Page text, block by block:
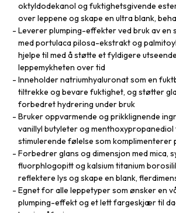
oktyldodekanol og fuktighetsgivende
over leppene og skape en ultra blank,
Leverer plumping-effekter ved bruk av en
med portulaca pilosa-ekstrakt og
hjelpe til med å støtte et fyldigere
leppemykheten over tid
Inneholder natriumhyaluronat som en
tiltrekke og bevare fuktighet, og støtter
forbedret hydrering under bruk
Bruker oppvarmende og prikklignende
vanillyl butyleter og menthoxypropanediol
stimulerende følelse som komplimenterer
Forbedrer glans og dimensjon med mica,
fluorphlogopitt og kalsium titanium
reflektere lys og skape en blank,
Egnet for alle leppetyper som ønsker en
plumping-effekt og et lett fargeskjær til